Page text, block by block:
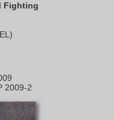
Fighting
2009-2